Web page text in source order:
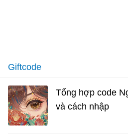
Giftcode
Tổng hợp code
và cách nhập